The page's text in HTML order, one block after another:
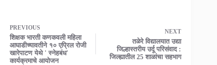
PREVIOUS
शिक्षक भारती कणकवली महिला
आघाडीच्यावतीने १० एप्रिल रोजी
खारेपाटण येथे ' स्नेहबंध'
कार्यक्रमाचे आयोजन
NEXT
तळेरे विद्यालयात उद्या
जिल्हास्तरीय उर्दू परिसंवाद :
जिल्ह्यातील 25 शाळांचा सहभाग